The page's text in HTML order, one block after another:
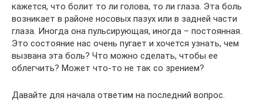
кажется, что болит то ли голова, то ли глаза. Эта боль
возникает в районе носовых пазух или в задней части
глаза. Иногда она пульсирующая, иногда – постоянная.
Это состояние нас очень пугает и хочется узнать, чем
вызвана эта боль? Что можно сделать, чтобы ее
облегчить? Может что-то не так со зрением?
Давайте для начала ответим на последний вопрос.